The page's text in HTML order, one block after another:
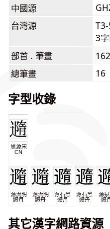
中國源
台灣源
3
部首 . 筆畫
總筆畫
16
字型收錄
思源宋
CN
源流明
體月
源流明
體丹
源石黑
體月
源石黑
體丹
源泉
體
其它漢字網路資源